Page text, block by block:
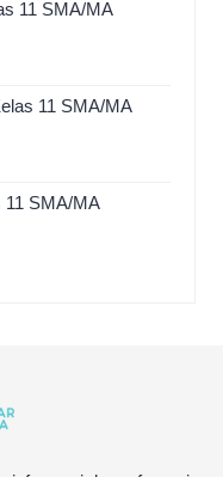
11 SMA/MA
11 SMA/MA
11 SMA/MA